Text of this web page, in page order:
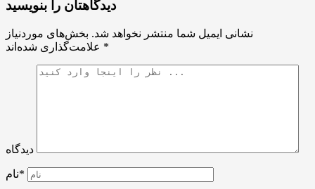
دیدگاهتان را بنویسید
نشانی ایمیل شما منتشر نخواهد شد. بخش‌های موردنیاز
*
دیدگاه
نام*